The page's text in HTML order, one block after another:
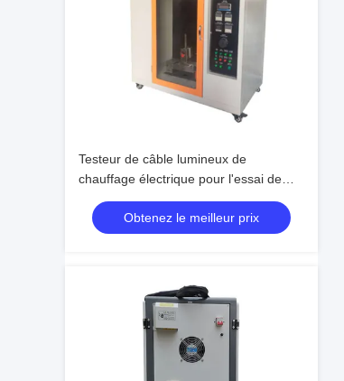
Testeur de câble lumineux de
chauffage électrique pour l'essai de
l'inflammabilité des équipements
d'éclairageObtenez le meilleur prix